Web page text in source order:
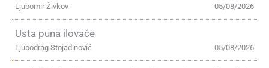
05/08/2026
Ljubomir Živkov
Usta puna ilovače
05/08/2026
Ljubodrag Stojadinović